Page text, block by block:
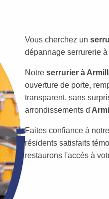
Vous cherchez un
dépannage serrurerie
Notre serrurier à
ouverture de porte,
transparent, sans
arrondissements d'
Faites confiance à
résidents satisfaits
restaurons l'accès à